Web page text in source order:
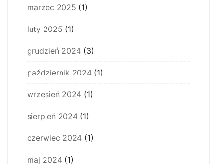
marzec 2025 (1)
luty 2025 (1)
grudzień 2024 (3)
październik 2024 (1)
wrzesień 2024 (1)
sierpień 2024 (1)
czerwiec 2024 (1)
maj 2024 (1)